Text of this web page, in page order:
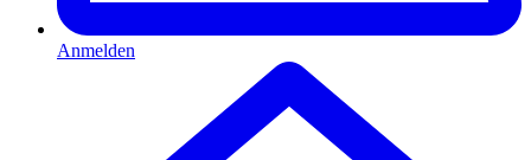
Anmelden